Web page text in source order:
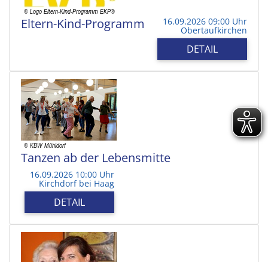
Eltern-Kind-Programm 16.09.2026 09:00 Uhr
Obertaufkirchen
DETAIL
Tanzen ab der Lebensmitte
16.09.2026 10:00 Uhr
Kirchdorf bei Haag
DETAIL